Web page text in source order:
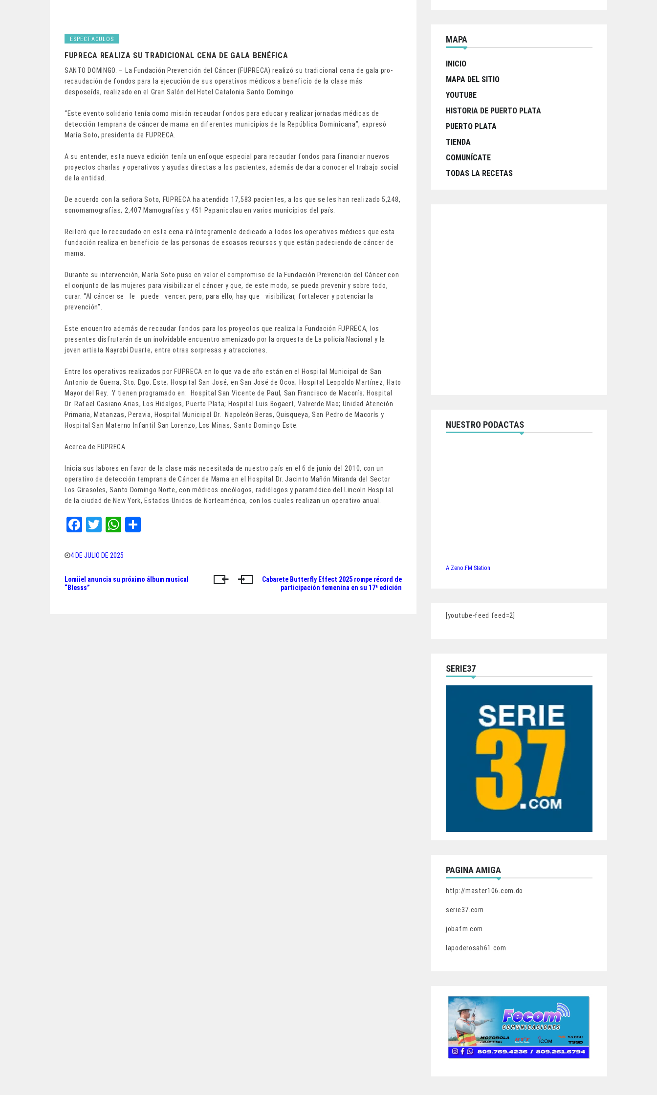
ESPECTACULOS
FUPRECA REALIZA SU TRADICIONAL CENA DE GALA BENÉFICA
SANTO DOMINGO. – La Fundación Prevención del Cáncer (FUPRECA) realizó su tradicional cena de gala pro-
recaudación de fondos para la ejecución de sus operativos médicos a beneficio de la clase más
desposeída, realizado en el Gran Salón del Hotel Catalonia Santo Domingo.
“Este evento solidario tenía como misión recaudar fondos para educar y realizar jornadas médicas de
detección temprana de cáncer de mama en diferentes municipios de la República Dominicana”, expresó
María Soto, presidenta de FUPRECA.
A su entender, esta nueva edición tenía un enfoque especial para recaudar fondos para financiar nuevos
proyectos charlas y operativos y ayudas directas a los pacientes, además de dar a conocer el trabajo social
de la entidad.
De acuerdo con la señora Soto, FUPRECA ha atendido 17,583 pacientes, a los que se les han realizado 5,248,
sonomamografías, 2,407 Mamografías y 451 Papanicolau en varios municipios del país.
Reiteró que lo recaudado en esta cena irá íntegramente dedicado a todos los operativos médicos que esta
fundación realiza en beneficio de las personas de escasos recursos y que están padeciendo de cáncer de
mama.
Durante su intervención, María Soto puso en valor el compromiso de la Fundación Prevención del Cáncer con
el conjunto de las mujeres para visibilizar el cáncer y que, de este modo, se pueda prevenir y sobre todo,
curar. “Al cáncer se le puede vencer, pero, para ello, hay que visibilizar, fortalecer y potenciar la
prevención”.
Este encuentro además de recaudar fondos para los proyectos que realiza la Fundación FUPRECA, los
presentes disfrutarán de un inolvidable encuentro amenizado por la orquesta de La policía Nacional y la
joven artista Nayrobi Duarte, entre otras sorpresas y atracciones.
Entre los operativos realizados por FUPRECA en lo que va de año están en el Hospital Municipal de San
Antonio de Guerra, Sto. Dgo. Este; Hospital San José, en San José de Ocoa; Hospital Leopoldo Martínez, Hato
Mayor del Rey. Y tienen programado en: Hospital San Vicente de Paul, San Francisco de Macorís; Hospital
Dr. Rafael Casiano Arias, Los Hidalgos, Puerto Plata; Hospital Luis Bogaert, Valverde Mao; Unidad Atención
Primaria, Matanzas, Peravia, Hospital Municipal Dr. Napoleón Beras, Quisqueya, San Pedro de Macorís y
Hospital San Materno Infantil San Lorenzo, Los Minas, Santo Domingo Este.
Acerca de FUPRECA
Inicia sus labores en favor de la clase más necesitada de nuestro país en el 6 de junio del 2010, con un
operativo de detección temprana de Cáncer de Mama en el Hospital Dr. Jacinto Mañón Miranda del Sector
Los Girasoles, Santo Domingo Norte, con médicos oncólogos, radiólogos y paramédico del Lincoln Hospital
de la ciudad de New York, Estados Unidos de Norteamérica, con los cuales realizan un operativo anual.
Fa
bo
ok
T
tt
er
W
ts
A
pp
4 DE JULIO DE 2025
Navegación
Lomiiel anuncia su próximo álbum musical
“Blesss”
Cabarete Butterfly Effect 2025 rompe récord de
participación femenina en su 17ª edición
MAPA
INICIO
MAPA DEL SITIO
YOUTUBE
HISTORIA DE PUERTO PLATA
PUERTO PLATA
TIENDA
COMUNÍCATE
TODAS LA RECETAS
NUESTRO PODACTAS
A Zeno.FM Station
[youtube-feed feed=2]
SERIE37
PAGINA AMIGA
http://master106.com.do
serie37.com
jobafm.com
lapoderosah61.com